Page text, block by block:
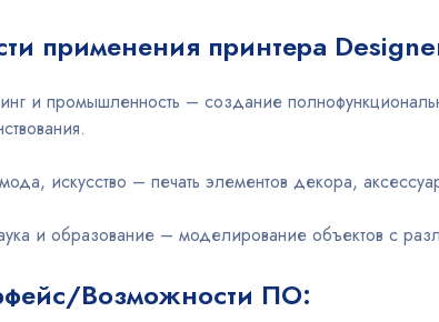
применения принтера
и промышленность – создание
искусство – печать элементов декора,
и образование – моделирование объектов с
Возможности ПО: